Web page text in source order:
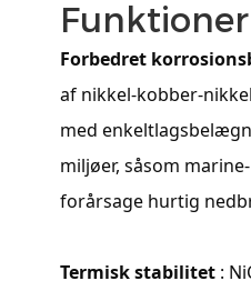
Funktioner
Forbedret
af nikkel-kobber-
med
miljøer, såsom
forårsage hurtig
Termisk stabilitet :